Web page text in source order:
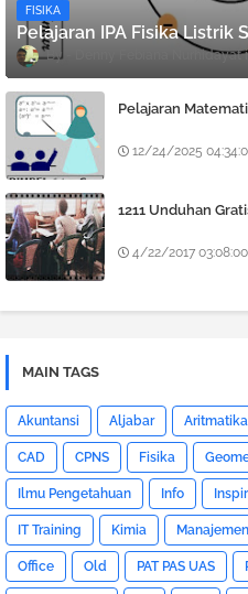
FISIKA
Pelajaran IPA Fisika Listrik
Denny Febiana Nurhidayat
Pelajaran
12/24/2025
1211 Unduhan
4/22/2017
MAIN TAGS
Akuntansi Aljabar Aritmatika
CAD CPNS Fisika
Ilmu Pengetahuan Info
IT Training Kimia
Office Old PAT PAS UAS